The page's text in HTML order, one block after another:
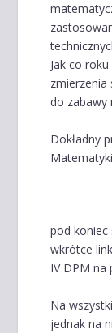
Jak co
zmierzenia
do zabawy
Dokładny
pod koniec
wkrótce
IV DPM na
Na
jednak na